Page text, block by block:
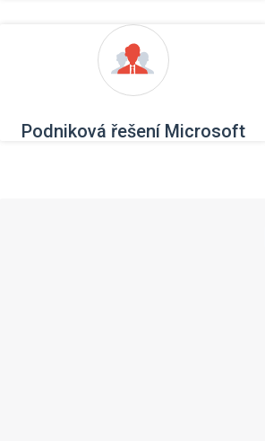
Podniková řešení Microsoft